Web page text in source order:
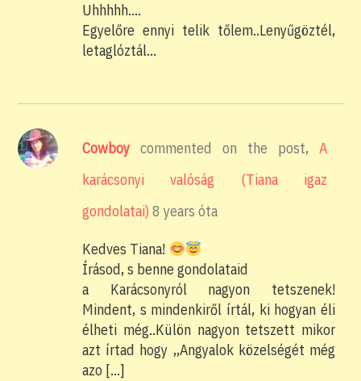
Uhhhhh….
Egyelőre ennyi telik tőlem..Lenyűgöztél,
letaglóztál…
Cowboy commented on the post, A
karácsonyi valóság (Tiana igaz
gondolatai) 8 years óta
Kedves Tiana!
Írásod, s benne gondolataid
a Karácsonyról nagyon tetszenek!
Mindent, s mindenkiről írtál, ki hogyan éli
élheti még..Külön nagyon tetszett mikor
azt írtad hogy ,,Angyalok közelségét még
azo […]